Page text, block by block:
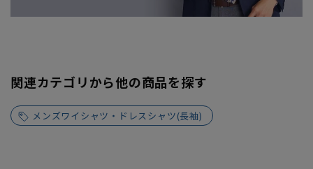
関連カテゴリから他の商品を探す
メンズワイシャツ・ドレスシャツ(長袖)